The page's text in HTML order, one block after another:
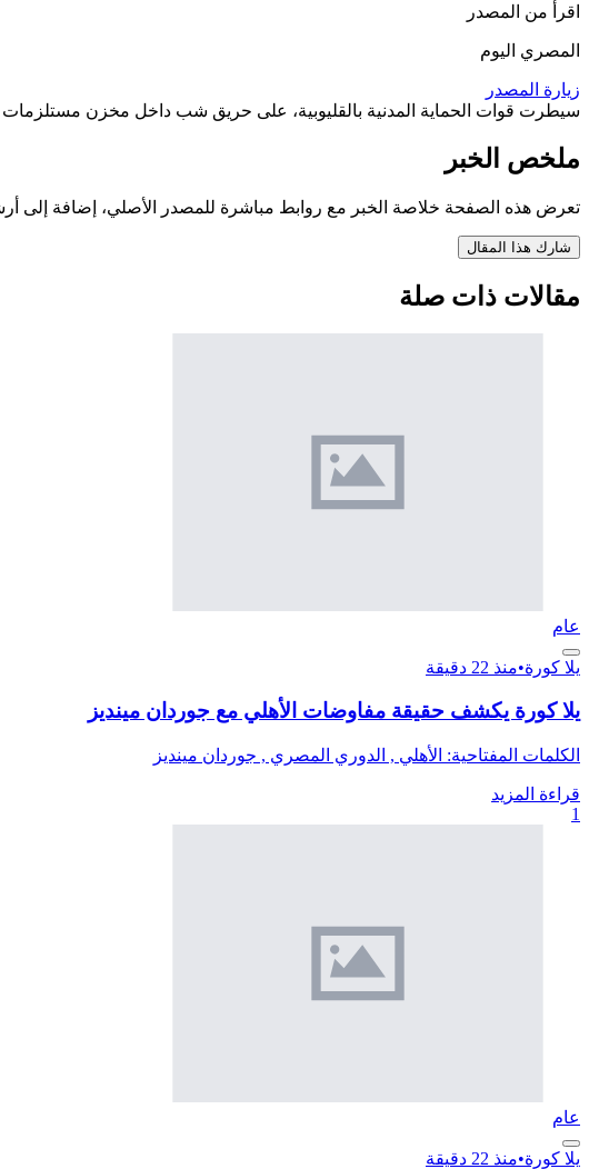
اقرأ من المصدر
المصري اليوم
زيارة المصدر
سيطرت قوات الحماية المدنية بالقليوبية، على حريق شب داخل مخزن مستلزمات
ملخص الخبر
تعرض هذه الصفحة خلاصة الخبر مع روابط مباشرة للمصدر الأصلي، إضافة
شارك هذا المقال
مقالات ذات صلة
عام
يلا كورة•منذ 22 دقيقة
يلا كورة يكشف حقيقة مفاوضات الأهلي مع جوردان مينديز
الكلمات المفتاحية: الأهلي , الدوري المصري , جوردان مينديز
قراءة المزيد
1
عام
يلا كورة•منذ 22 دقيقة